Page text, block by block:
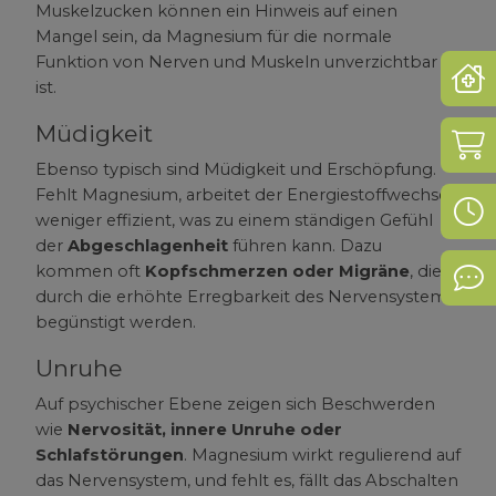
Muskelzucken können ein Hinweis auf einen
Mangel sein, da Magnesium für die normale
Funktion von Nerven und Muskeln unverzichtbar
ist.
Müdigkeit
Ebenso typisch sind Müdigkeit und Erschöpfung.
Fehlt Magnesium, arbeitet der Energiestoffwechsel
weniger effizient, was zu einem ständigen Gefühl
der Abgeschlagenheit führen kann. Dazu
kommen oft Kopfschmerzen oder Migräne, die
durch die erhöhte Erregbarkeit des Nervensystems
begünstigt werden.
Unruhe
Auf psychischer Ebene zeigen sich Beschwerden
wie Nervosität, innere Unruhe oder
Schlafstörungen. Magnesium wirkt regulierend auf
das Nervensystem, und fehlt es, fällt das Abschalten